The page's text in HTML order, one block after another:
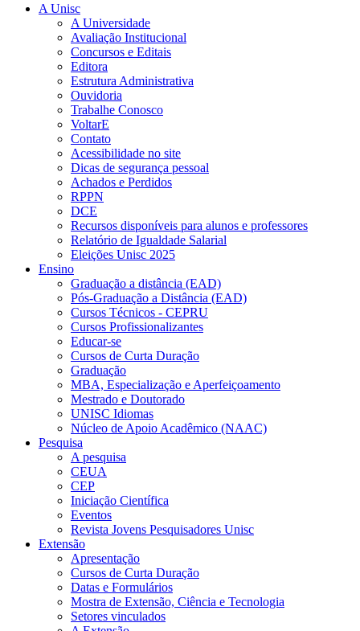
A Unisc
A Universidade
Avaliação Institucional
Concursos e Editais
Editora
Estrutura Administrativa
Ouvidoria
Trabalhe Conosco
VoltarE
Contato
Acessibilidade no site
Dicas de segurança pessoal
Achados e Perdidos
RPPN
DCE
Recursos disponíveis para alunos e professores
Relatório de Igualdade Salarial
Eleições Unisc 2025
Ensino
Graduação a distância (EAD)
Pós-Graduação a Distância (EAD)
Cursos Técnicos - CEPRU
Cursos Profissionalizantes
Educar-se
Cursos de Curta Duração
Graduação
MBA, Especialização e Aperfeiçoamento
Mestrado e Doutorado
UNISC Idiomas
Núcleo de Apoio Acadêmico (NAAC)
Pesquisa
A pesquisa
CEUA
CEP
Iniciação Científica
Eventos
Revista Jovens Pesquisadores Unisc
Extensão
Apresentação
Cursos de Curta Duração
Datas e Formulários
Mostra de Extensão, Ciência e Tecnologia
Setores vinculados